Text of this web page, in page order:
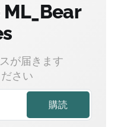
が届きます
さい